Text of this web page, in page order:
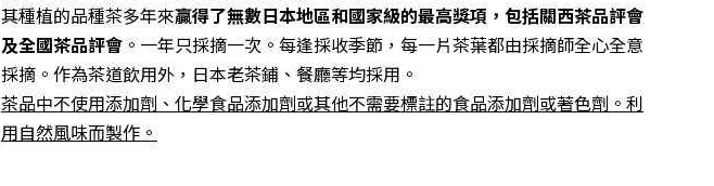
其種植的品種茶多年來贏得了無數日本地區和國家級的最高獎項，包括關西茶品評會
及全國茶品評會 。 一年只採摘一次。每逢採收季節，每一片茶葉都由採摘師全心全意
採摘。 作為茶道飲用外，日本老茶鋪、餐廳等均採用。
茶品中不使用添加劑、化學食品添加劑或其他不需要標註的食品添加劑或著色劑。利
用自然風味而製作。